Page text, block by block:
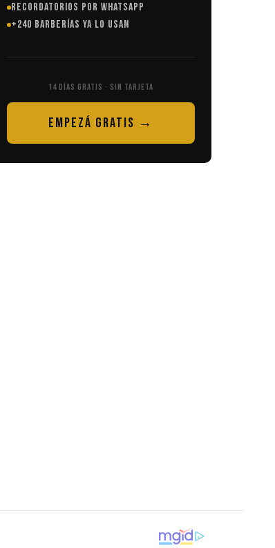
RECORDATORIOS POR WHATSAPP
+240 BARBERÍAS YA LO USAN
14 DÍAS GRATIS · SIN TARJETA
EMPEZÁ GRATIS →